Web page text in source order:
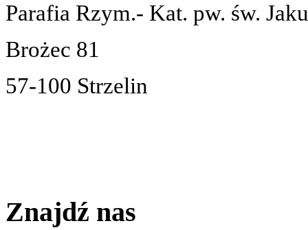
Parafia Rzym.- Kat. pw. św.
Brożec 81
57-100 Strzelin
Znajdź nas